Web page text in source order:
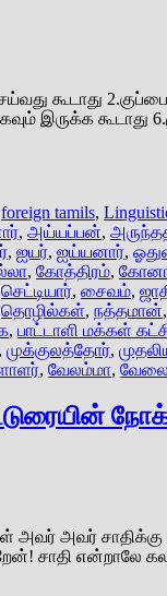
2.குப்பை
இருக்க
foreign tamils,
, அய்யப்பன்,
, ஐயர், ஐய்யனார்,
, கோத்திரம்,
செட்டியார், சைவம்,
தொழில்கள், நத்தமான்,
, பாட்டாளி மக்கள்
, முக்குலத்தோர்,
, வேலம்மா,
அவர் அவர்
சாதி என்றாலே